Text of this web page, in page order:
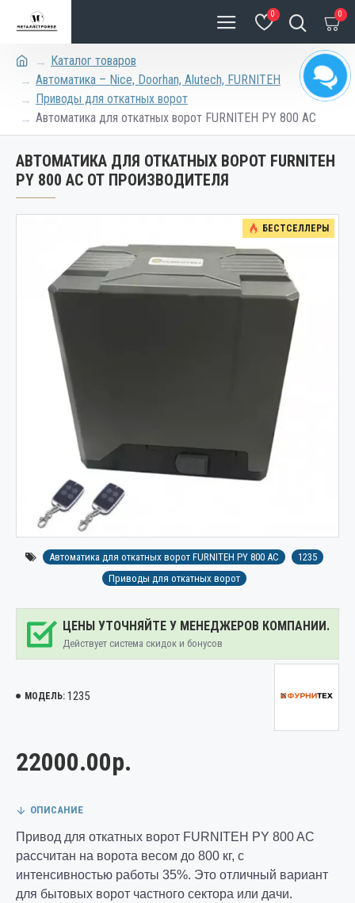
0 0
Каталог товаров
Автоматика – Nice, Doorhan, Alutech, FURNITEH
Приводы для откатных ворот
Автоматика для откатных ворот FURNITEH PY 800 AC
АВТОМАТИКА ДЛЯ ОТКАТНЫХ ВОРОТ FURNITEH
PY 800 AC ОТ ПРОИЗВОДИТЕЛЯ
БЕСТСЕЛЛЕРЫ
Автоматика для откатных ворот FURNITEH PY 800 AC
1235
Приводы для откатных ворот
ЦЕНЫ УТОЧНЯЙТЕ У МЕНЕДЖЕРОВ КОМПАНИИ.
Действует система скидок и бонусов
МОДЕЛЬ: 1235
22000.00р.
ОПИСАНИЕ
Привод для откатных ворот FURNITEH PY 800 AC
рассчитан на ворота весом до 800 кг, с
интенсивностью работы 35%. Это отличный вариант
для бытовых ворот частного сектора или дачи.